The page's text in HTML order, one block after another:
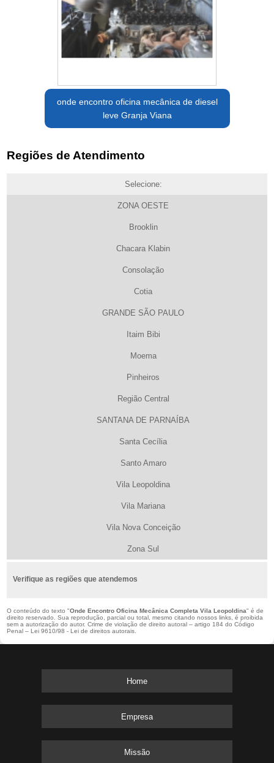
onde encontro oficina mecânica de diesel
leve Granja Viana
Regiões de Atendimento
Selecione:
ZONA OESTE
Brooklin
Chacara Klabin
Consolação
Cotia
GRANDE SÃO PAULO
Itaim Bibi
Moema
Pinheiros
Região Central
SANTANA DE PARNAÍBA
Santa Cecília
Santo Amaro
Vila Leopoldina
Vila Mariana
Vila Nova Conceição
Zona Sul
Verifique as regiões que atendemos
O conteúdo do texto "Onde Encontro Oficina Mecânica Completa Vila Leopoldina" é de
direito reservado. Sua reprodução, parcial ou total, mesmo citando nossos links, é proibida
sem a autorização do autor. Crime de violação de direito autoral – artigo 184 do Código
Penal –Lei 9610/98 - Lei de direitos autorais.
Home
Empresa
Missão